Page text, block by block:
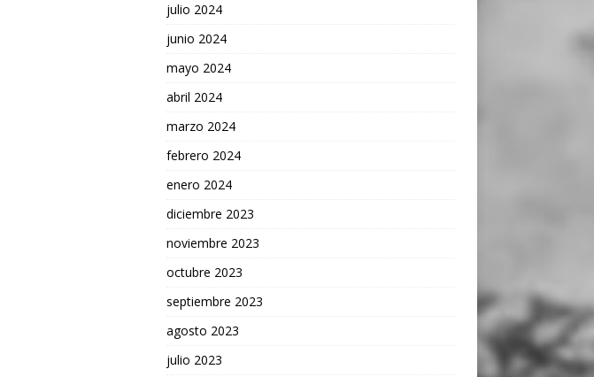
julio 2024
junio 2024
mayo 2024
abril 2024
marzo 2024
febrero 2024
enero 2024
diciembre 2023
noviembre 2023
octubre 2023
septiembre 2023
agosto 2023
julio 2023